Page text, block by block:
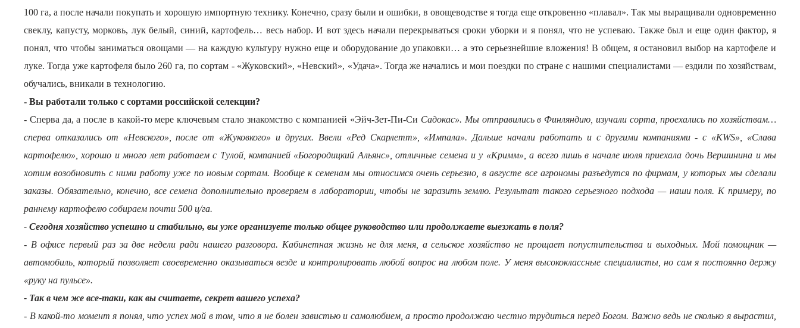
100 га, а после начали покупать и хорошую импортную технику. Конечно, сразу были и ошибки, в овощеводстве я тогда еще откровенно «плавал». Так мы выращивали одновременно
свеклу, капусту, морковь, лук белый, синий, картофель… весь набор. И вот здесь начали перекрываться сроки уборки и я понял, что не успеваю. Также был и еще один фактор, я
понял, что чтобы заниматься овощами — на каждую культуру нужно еще и оборудование до упаковки… а это серьезнейшие вложения! В общем, я остановил выбор на картофеле и
луке. Тогда уже картофеля было 260 га, по сортам - «Жуковский», «Невский», «Удача». Тогда же начались и мои поездки по стране с нашими специалистами — ездили по хозяйствам,
обучались, вникали в технологию.
- Вы работали только с сортами российской селекции?
- Сперва да, а после в какой-то мере ключевым стало знакомство с компанией «Эйч-Зет-Пи-Си Садокас». Мы отправились в Финляндию, изучали сорта, проехались по хозяйствам…
сперва отказались от «Невского», после от «Жуковкого» и других. Ввели «Ред Скарлетт», «Импала». Дальше начали работать и с другими компаниями - с «KWS», «Слава
картофелю», хорошо и много лет работаем с Тулой, компанией «Богородицкий Альянс», отличные семена и у «Кримм», а всего лишь в начале июля приехала дочь Вершинина и мы
хотим возобновить с ними работу уже по новым сортам. Вообще к семенам мы относимся очень серьезно, в августе все агрономы разъедутся по фирмам, у которых мы сделали
заказы. Обязательно, конечно, все семена дополнительно проверяем в лаборатории, чтобы не заразить землю. Результат такого серьезного подхода — наши поля. К примеру, по
раннему картофелю собираем почти 500 ц/га.
- Сегодня хозяйство успешно и стабильно, вы уже организуете только общее руководство или продолжаете выезжать в поля?
- В офисе первый раз за две недели ради нашего разговора. Кабинетная жизнь не для меня, а сельское хозяйство не прощает попустительства и выходных. Мой помощник —
автомобиль, который позволяет своевременно оказываться везде и контролировать любой вопрос на любом поле. У меня высококлассные специалисты, но сам я постоянно держу
«руку на пульсе».
- Так в чем же все-таки, как вы считаете, секрет вашего успеха?
- В какой-то момент я понял, что успех мой в том, что я не болен завистью и самолюбием, а просто продолжаю честно трудиться перед Богом. Важно ведь не сколько я вырастил,